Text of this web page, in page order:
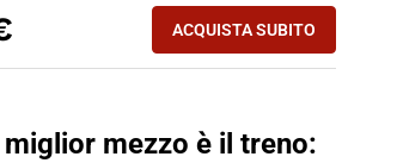
ACQUISTA SUBITOBENEVENTO - TRANI
mezzo è il treno: